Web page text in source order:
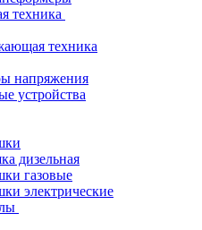
техника
техника
напряжения
устройства
дизельная
газовые
электрические